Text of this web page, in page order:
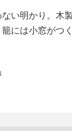
ない明かり。木
籠には小窓がつ